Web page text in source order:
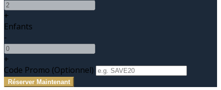
+
Enfants
-
+
Code Promo (Optionnel)